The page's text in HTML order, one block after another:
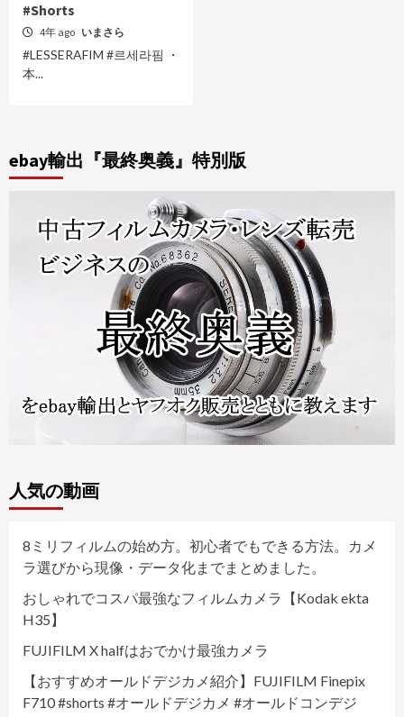
#Shorts
4年 ago いまさら
#LESSERAFIM #르세라핌 ・
本...
ebay輸出『最終奥義』特別版
人気の動画
8ミリフィルムの始め方。初心者でもできる方法。カメ
ラ選びから現像・データ化までまとめました。
おしゃれでコスパ最強なフィルムカメラ【Kodak ekta
H35】
FUJIFILM X halfはおでかけ最強カメラ
【おすすめオールドデジカメ紹介】FUJIFILM Finepix
F710 #shorts #オールドデジカメ #オールドコンデジ